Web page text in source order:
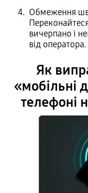
Обмеження
вичерпано і
від оператора.
Як
«мобільні
телефоні